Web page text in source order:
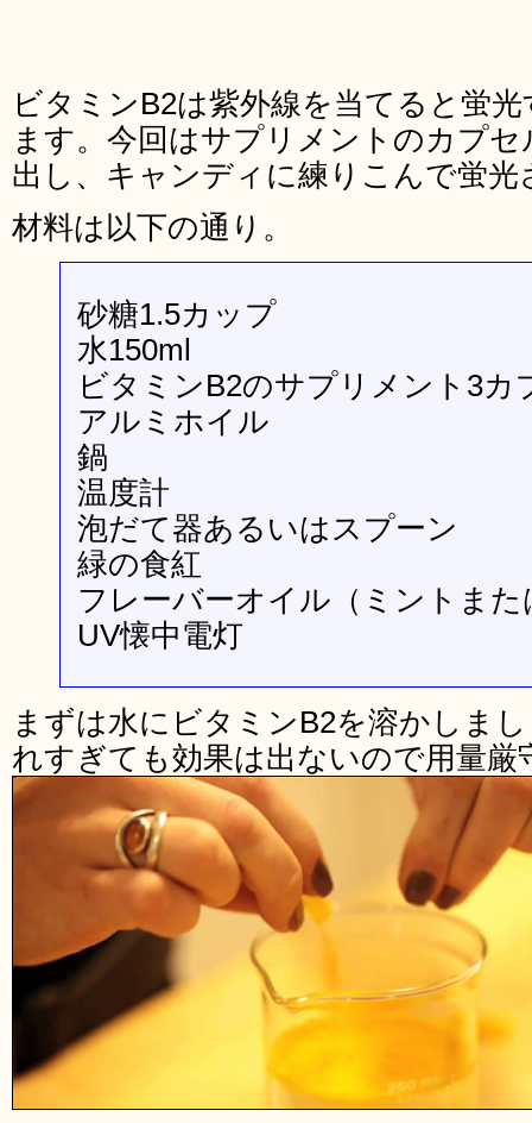
ビタミンB2は紫外線を当てると蛍
ます。今回はサプリメントのカプ
出し、キャンディに練りこんで蛍光
材料は以下の通り。
砂糖1.5カップ
水150ml
ビタミンB2のサプリメント3カ
アルミホイル
鍋
温度計
泡だて器あるいはスプーン
緑の食紅
フレーバーオイル（ミントま
UV懐中電灯
まずは水にビタミンB2を溶かしま
れすぎても効果は出ないので用量厳